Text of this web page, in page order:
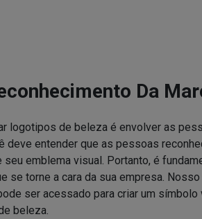
Da
logotipos de beleza é envolver as
deve entender que as pessoas
emblema visual. Portanto, é
se torne a cara da sua empresa.
ser acessado para criar um símbolo
beleza.